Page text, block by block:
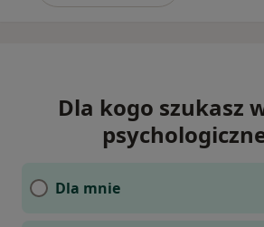
Dla kogo szukasz
Dla mnie